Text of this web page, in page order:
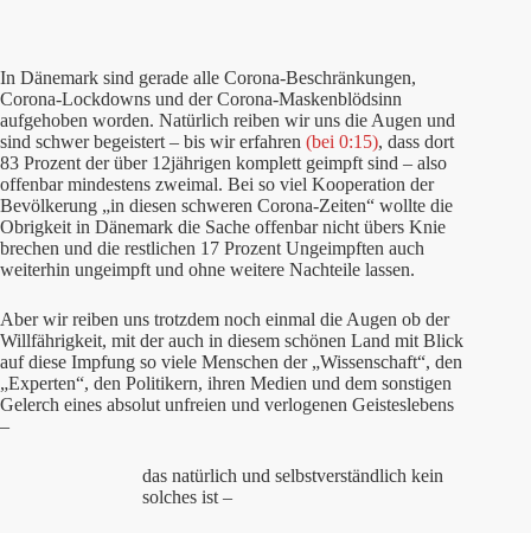
In Dänemark sind gerade alle Corona-Beschränkungen,
Corona-Lockdowns und der Corona-Maskenblödsinn
aufgehoben worden. Natürlich reiben wir uns die Augen und
sind schwer begeistert – bis wir erfahren (bei 0:15), dass dort
83 Prozent der über 12jährigen komplett geimpft sind – also
offenbar mindestens zweimal. Bei so viel Kooperation der
Bevölkerung „in diesen schweren Corona-Zeiten“ wollte die
Obrigkeit in Dänemark die Sache offenbar nicht übers Knie
brechen und die restlichen 17 Prozent Ungeimpften auch
weiterhin ungeimpft und ohne weitere Nachteile lassen.
Aber wir reiben uns trotzdem noch einmal die Augen ob der
Willfährigkeit, mit der auch in diesem schönen Land mit Blick
auf diese Impfung so viele Menschen der „Wissenschaft“, den
„Experten“, den Politikern, ihren Medien und dem sonstigen
Gelerch eines absolut unfreien und verlogenen Geisteslebens
–
das natürlich und selbstverständlich kein
solches ist –